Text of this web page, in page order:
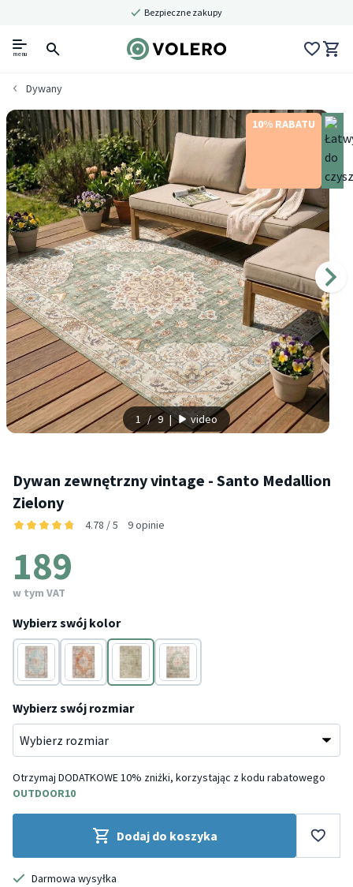
Bezpieczne zakupy
menu
Dywany
10% RABATU
1 / 9 | video
Dywan zewnętrzny vintage - Santo Medallion
Zielony
4.78 / 5 9 opinie
189
w tym VAT
Wybierz swój kolor
NiebieskiTerakotaZielony Zielony
Wybierz swój rozmiar
Otrzymaj DODATKOWE 10% zniżki, korzystając z kodu rabatowego
OUTDOOR10
Dodaj do koszyka
Darmowa wysyłka